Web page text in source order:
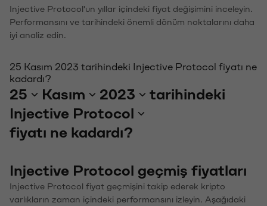
Injective Protocol'un yıllar içindeki fiyat değişimini inceleyin.
Performansını ve tarihindeki önemli dönüm noktalarını daha
iyi analiz edin.
25 Kasım 2023 tarihindeki Injective Protocol fiyatı ne
kadardı?
25 Kasım 2023
tarihindeki
Injective Protocol
fiyatı ne kadardı?
Injective Protocol geçmiş fiyatları
Injective Protocol fiyat geçmişini takip ederek kripto
varlıkların zaman içindeki performansını izleyin. Aşağıdaki